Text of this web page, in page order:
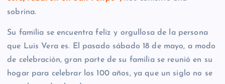
sobrina.
Su familia se encuentra feliz y orgullosa de la persona
que Luis Vera es. El pasado sábado 18 de mayo, a modo
de celebración, gran parte de su familia se reunió en su
hogar para celebrar los 100 años, ya que un siglo no se